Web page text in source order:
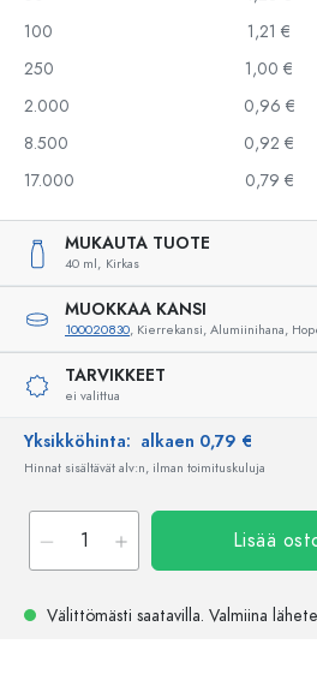
100
1,21 €
250
1,00 €
2.000
0,96 €
8.500
0,92 €
17.000
0,79 €
MUKAUTA TUOTE
40 ml, Kirkas
MUOKKAA KANSI
100020830, Kierrekansi, Alumiinihana,
TARVIKKEET
ei valittua
Yksikköhinta: alkaen 0,79 €
Hinnat sisältävät alv:n, ilman toimituskuluja
Lisää
Välittömästi saatavilla. Valmiina